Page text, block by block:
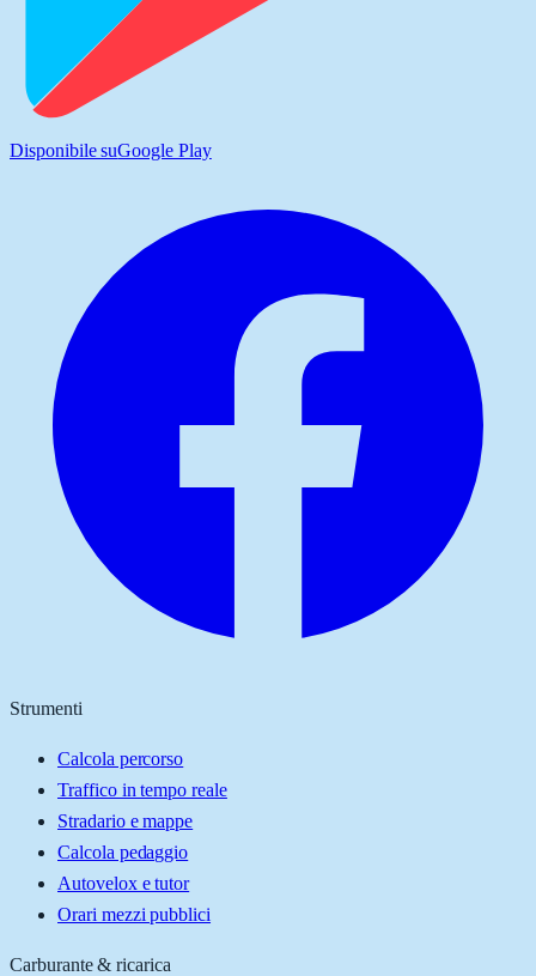
Disponibile suGoogle Play
Strumenti
Calcola percorso
Traffico in tempo reale
Stradario e mappe
Calcola pedaggio
Autovelox e tutor
Orari mezzi pubblici
Carburante & ricarica